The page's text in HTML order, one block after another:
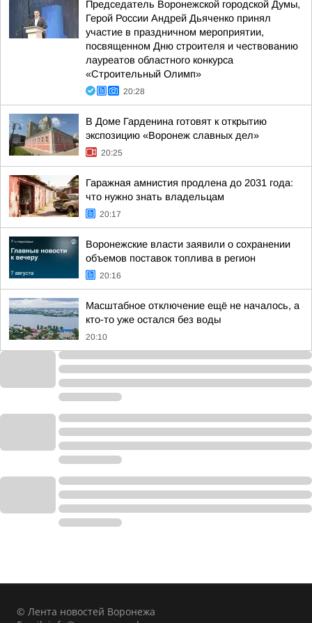
Председатель Воронежской городской Думы,
Герой России Андрей Дьяченко принял
участие в праздничном мероприятии,
посвященном Дню строителя и чествованию
лауреатов областного конкурса
«Строительный Олимп»
20:28
В Доме Гарденина готовят к открытию
экспозицию «Воронеж славных дел»
20:25
Гаражная амнистия продлена до 2031 года:
что нужно знать владельцам
20:17
Воронежские власти заявили о сохранении
объемов поставок топлива в регион
20:16
Масштабное отключение ещё не началось, а
кто-то уже остался без воды
20:10
© Лента новостей Воронежа